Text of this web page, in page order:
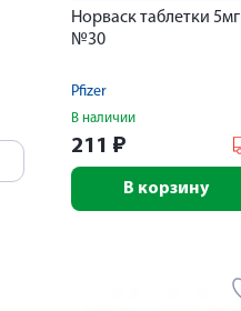
Норваск таблетки 5мг
№30
Pfizer
В наличии
211 ₽
В корзину